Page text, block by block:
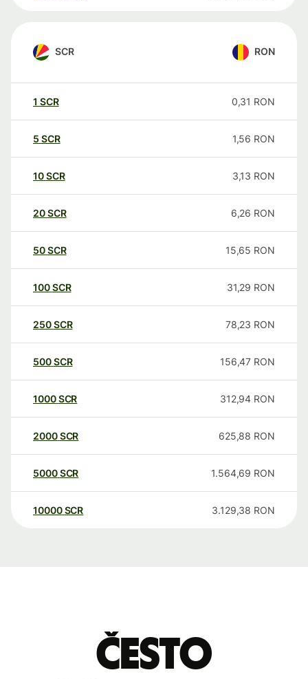
SCR RON
1 SCR 0,31 RON
5 SCR 1,56 RON
10SCR 3,13 RON
20SCR 6,26 RON
50SCR 15,65 RON
100SCR 31,29 RON
250SCR 78,23 RON
500SCR 156,47 RON
1000SCR 312,94 RON
2000SCR 625,88 RON
5000SCR 1.564,69 RON
10000 SCR 3.129,38 RON
Često